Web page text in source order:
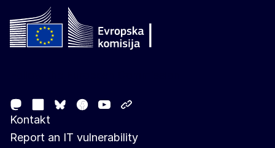
MastodonLinkedIn
Bluesky
Facebook
Youtube
Kontakt
Report an IT vulnerability